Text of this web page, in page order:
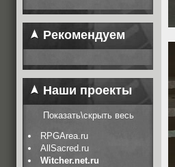
Рекомендуем
Наши проекты
Показать\скрыть весь
RPGArea.ru
AllSacred.ru
Witcher.net.ru